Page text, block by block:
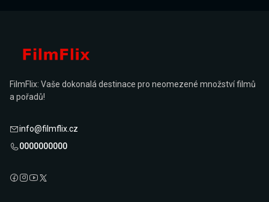
FilmFlix: Vaše dokonalá destinace pro neomezené množství filmů
a pořadů!
info@filmflix.cz
0000000000